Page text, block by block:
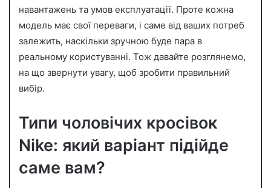
навантажень та умов експлуатації. Проте кожна
модель має свої переваги, і саме від ваших потреб
залежить, наскільки зручною буде пара в
реальному користуванні. Тож давайте розглянемо,
на що звернути увагу, щоб зробити правильний
вибір.
Типи чоловічих кросівок
Nike: який варіант підійде
саме вам?